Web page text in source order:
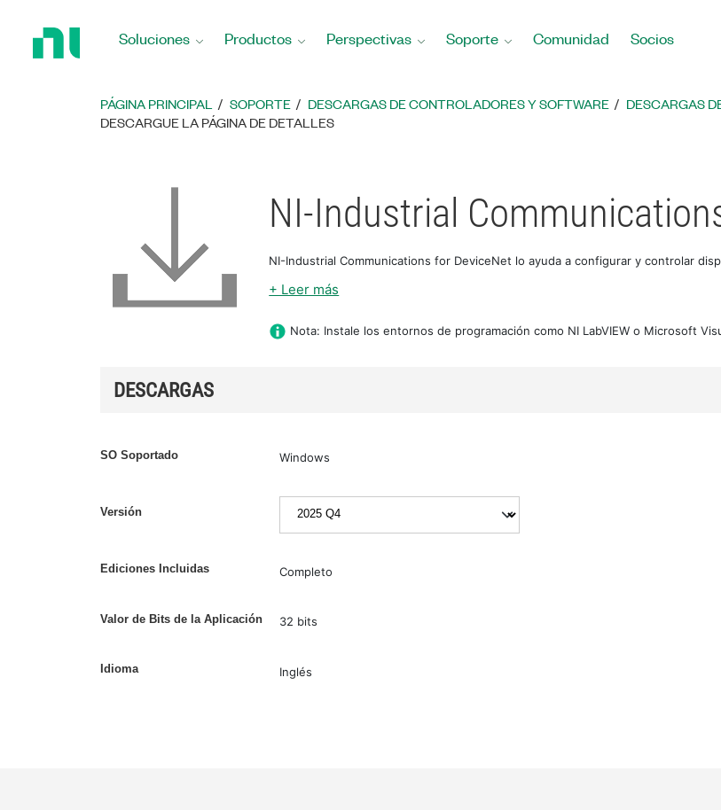
Soluciones Productos Perspectivas Soporte Comunidad Socios
PÁGINA PRINCIPAL SOPORTE DESCARGAS DE CONTROLADORES Y SOFTWARE
DESCARGAS
DESCARGUE LA PÁGINA DE DETALLES
NI-Industrial
NI-Industrial Communications for DeviceNet lo ayuda a configurar y controlar
+ Leer más
Nota: Instale los entornos de programación como NI LabVIEW o Microsoft
DESCARGAS
SO Soportado Windows
Versión
Ediciones Incluidas Completo
Valor de Bits de la Aplicación 32 bits
Idioma Inglés